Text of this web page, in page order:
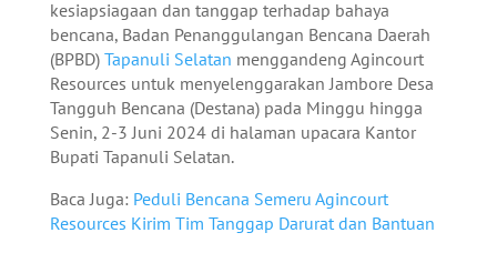
kesiapsiagaan dan tanggap terhadap bahaya
bencana, Badan Penanggulangan Bencana Daerah
(BPBD) Tapanuli Selatan menggandeng Agincourt
Resources untuk menyelenggarakan Jambore Desa
Tangguh Bencana (Destana) pada Minggu hingga
Senin, 2-3 Juni 2024 di halaman upacara Kantor
Bupati Tapanuli Selatan.
Baca Juga: Peduli Bencana Semeru Agincourt
Resources Kirim Tim Tanggap Darurat dan Bantuan